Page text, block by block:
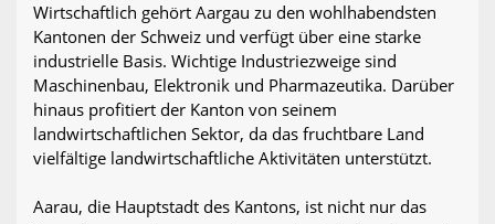
Wirtschaftlich gehört Aargau zu den wohlhabendsten
Kantonen der Schweiz und verfügt über eine starke
industrielle Basis. Wichtige Industriezweige sind
Maschinenbau, Elektronik und Pharmazeutika. Darüber
hinaus profitiert der Kanton von seinem
landwirtschaftlichen Sektor, da das fruchtbare Land
vielfältige landwirtschaftliche Aktivitäten unterstützt.
Aarau, die Hauptstadt des Kantons, ist nicht nur das